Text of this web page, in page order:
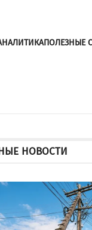
ПОЛЕЗНЫЕ
НОВОСТИ